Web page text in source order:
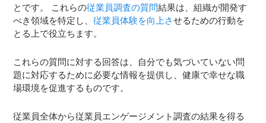
とです。 これらの従業員調査の質問結果は、組織が開発す
べき領域を特定し、従業員体験を向上させるための行動を
とる上で役立ちます。
これらの質問に対する回答は、自分でも気づいていない問
題に対応するために必要な情報を提供し、健康で幸せな職
場環境を促進するものです。
従業員全体から従業員エンゲージメント調査の結果を得る